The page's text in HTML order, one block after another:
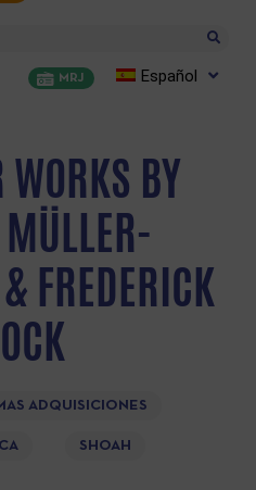
MRJ Español
BY
FREDERICK
ADQUISICIONES
SHOAH